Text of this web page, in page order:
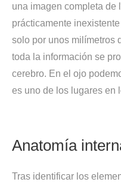
una imagen completa de
prácticamente
solo por unos milímetros
toda la información se
cerebro. En el ojo
es uno de los lugares en
Anatomía
Tras identificar los